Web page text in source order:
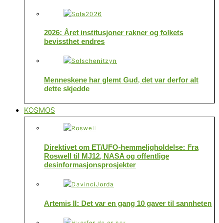
2026: Året institusjoner rakner og folkets
bevissthet endres
Menneskene har glemt Gud, det var derfor alt
dette skjedde
KOSMOS
Direktivet om ET/UFO-hemmeligholdelse: Fra
Roswell til MJ12, NASA og offentlige
desinformasjonsprosjekter
Artemis II: Det var en gang 10 gaver til sannheten